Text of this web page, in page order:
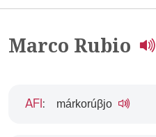
Marco Rubio
AFI : márkorúβjo